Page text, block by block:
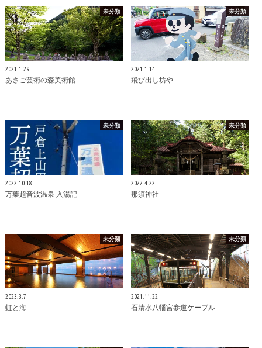
未分類
2021.1.29
あさご芸術の森美術館
未分類
2021.1.14
飛び出し坊や
未分類
2022.10.18
万葉超音波温泉 入湯記
未分類
2022.4.22
那須神社
未分類
2023.3.7
虹と海
未分類
2021.11.22
石清水八幡宮参道ケーブル